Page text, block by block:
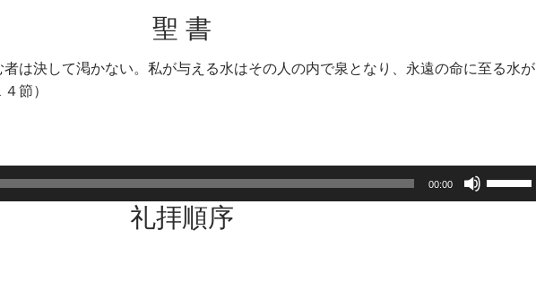
聖 書
は決して渇かない。私が与える水はその人の内で泉となり、永遠の命に至る水が
節）
00:00
リ
礼拝順序